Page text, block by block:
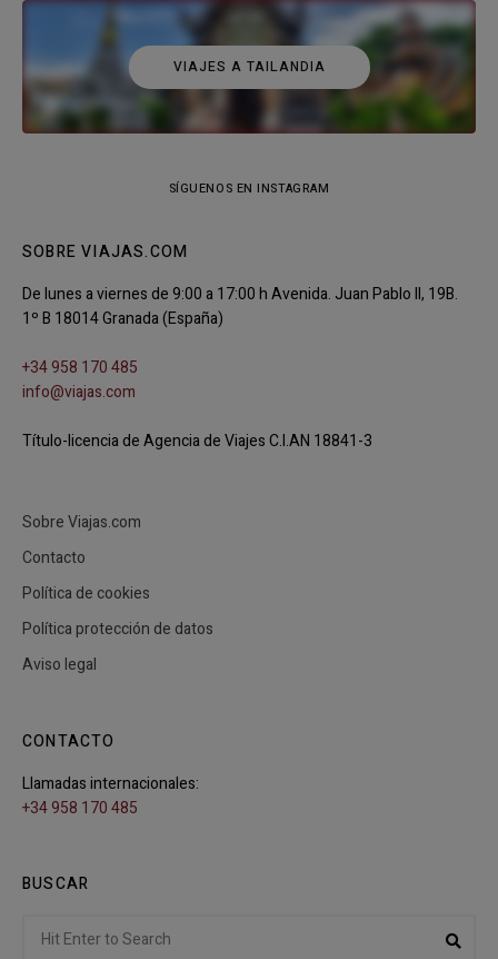
VIAJES A TAILANDIA
SÍGUENOS EN INSTAGRAM
SOBRE VIAJAS.COM
De lunes a viernes de 9:00 a 17:00 h Avenida. Juan Pablo II, 19B.
1º B 18014 Granada (España)
+34 958 170 485
info@viajas.com
Título-licencia de Agencia de Viajes C.I.AN 18841-3
Sobre Viajas.com
Contacto
Política de cookies
Política protección de datos
Aviso legal
CONTACTO
Llamadas internacionales:
+34 958 170 485
BUSCAR
for: